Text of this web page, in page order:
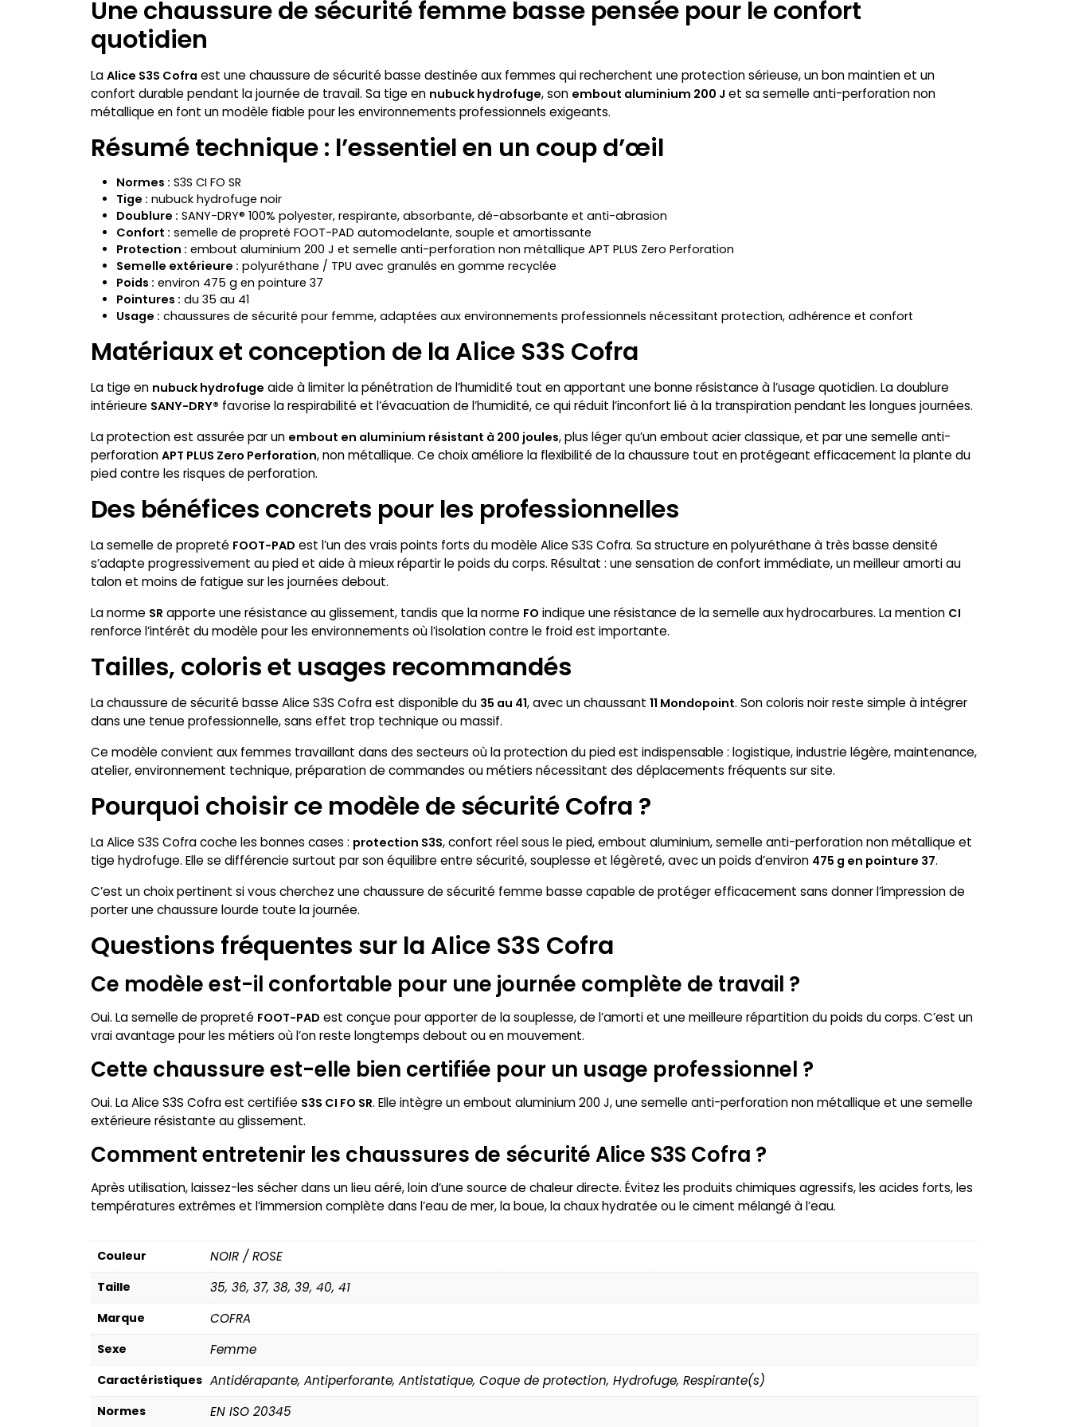
Une chaussure de sécurité femme basse pensée pour le confort
quotidien
La Alice S3S Cofra est une chaussure de sécurité basse destinée aux femmes qui recherchent une protection sérieuse, un bon maintien et un
confort durable pendant la journée de travail. Sa tige en nubuck hydrofuge, son embout aluminium 200 J et sa semelle anti-perforation non
métallique en font un modèle fiable pour les environnements professionnels exigeants.
Résumé technique : l’essentiel en un coup d’œil
Normes : S3S CI FO SR
Tige : nubuck hydrofuge noir
Doublure : SANY-DRY® 100% polyester, respirante, absorbante, dé-absorbante et anti-abrasion
Confort : semelle de propreté FOOT-PAD automodelante, souple et amortissante
Protection : embout aluminium 200 J et semelle anti-perforation non métallique APT PLUS Zero Perforation
Semelle extérieure : polyuréthane / TPU avec granulés en gomme recyclée
Poids : environ 475 g en pointure 37
Pointures : du 35 au 41
Usage : chaussures de sécurité pour femme, adaptées aux environnements professionnels nécessitant protection, adhérence et confort
Matériaux et conception de la Alice S3S Cofra
La tige en nubuck hydrofuge aide à limiter la pénétration de l’humidité tout en apportant une bonne résistance à l’usage quotidien. La doublure
intérieure SANY-DRY® favorise la respirabilité et l’évacuation de l’humidité, ce qui réduit l’inconfort lié à la transpiration pendant les longues journées.
La protection est assurée par un embout en aluminium résistant à 200 joules, plus léger qu’un embout acier classique, et par une semelle anti-
perforation APT PLUS Zero Perforation, non métallique. Ce choix améliore la flexibilité de la chaussure tout en protégeant efficacement la plante du
pied contre les risques de perforation.
Des bénéfices concrets pour les professionnelles
La semelle de propreté FOOT-PAD est l’un des vrais points forts du modèle Alice S3S Cofra. Sa structure en polyuréthane à très basse densité
s’adapte progressivement au pied et aide à mieux répartir le poids du corps. Résultat : une sensation de confort immédiate, un meilleur amorti au
talon et moins de fatigue sur les journées debout.
La norme SR apporte une résistance au glissement, tandis que la norme FO indique une résistance de la semelle aux hydrocarbures. La mention CI
renforce l’intérêt du modèle pour les environnements où l’isolation contre le froid est importante.
Tailles, coloris et usages recommandés
La chaussure de sécurité basse Alice S3S Cofra est disponible du 35 au 41, avec un chaussant 11 Mondopoint. Son coloris noir reste simple à intégrer
dans une tenue professionnelle, sans effet trop technique ou massif.
Ce modèle convient aux femmes travaillant dans des secteurs où la protection du pied est indispensable : logistique, industrie légère, maintenance,
atelier, environnement technique, préparation de commandes ou métiers nécessitant des déplacements fréquents sur site.
Pourquoi choisir ce modèle de sécurité Cofra ?
La Alice S3S Cofra coche les bonnes cases : protection S3S, confort réel sous le pied, embout aluminium, semelle anti-perforation non métallique et
tige hydrofuge. Elle se différencie surtout par son équilibre entre sécurité, souplesse et légèreté, avec un poids d’environ 475 g en pointure 37.
C’est un choix pertinent si vous cherchez une chaussure de sécurité femme basse capable de protéger efficacement sans donner l’impression de
porter une chaussure lourde toute la journée.
Questions fréquentes sur la Alice S3S Cofra
Ce modèle est-il confortable pour une journée complète de travail ?
Oui. La semelle de propreté FOOT-PAD est conçue pour apporter de la souplesse, de l’amorti et une meilleure répartition du poids du corps. C’est un
vrai avantage pour les métiers où l’on reste longtemps debout ou en mouvement.
Cette chaussure est-elle bien certifiée pour un usage professionnel ?
Oui. La Alice S3S Cofra est certifiée S3S CI FO SR. Elle intègre un embout aluminium 200 J, une semelle anti-perforation non métallique et une semelle
extérieure résistante au glissement.
Comment entretenir les chaussures de sécurité Alice S3S Cofra ?
Après utilisation, laissez-les sécher dans un lieu aéré, loin d’une source de chaleur directe. Évitez les produits chimiques agressifs, les acides forts, les
températures extrêmes et l’immersion complète dans l’eau de mer, la boue, la chaux hydratée ou le ciment mélangé à l’eau.
Couleur NOIR / ROSE
Taille 35, 36, 37, 38, 39, 40, 41
Marque COFRA
Sexe Femme
Caractéristiques Antidérapante, Antiperforante, Antistatique, Coque de protection, Hydrofuge, Respirante(s)
Normes EN ISO 20345